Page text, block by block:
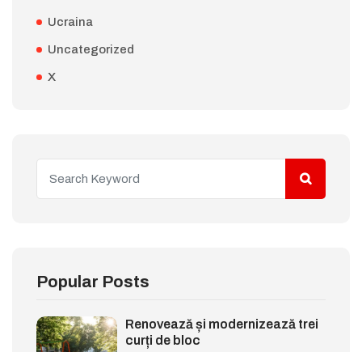
Ucraina
Uncategorized
X
Popular Posts
Renovează și modernizează trei
curți de bloc